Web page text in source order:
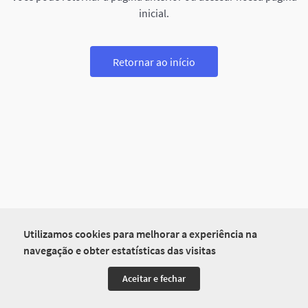
Utilizamos cookies para melhorar a experiência na
navegação e obter estatísticas das visitas
Aceitar e fechar
inicial.
Retornar ao início